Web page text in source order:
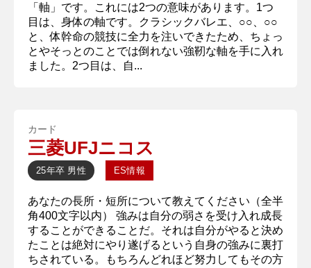
「軸」です。これには2つの意味があります。1つ
目は、身体の軸です。クラシックバレエ、○○、○○
と、体幹命の競技に全力を注いできたため、ちょっ
とやそっとのことでは倒れない強靭な軸を手に入れ
ました。2つ目は、自...
カード
三菱UFJニコス
25年卒 男性 ES情報
あなたの長所・短所について教えてください（全半
角400文字以内） 強みは自分の弱さを受け入れ成長
することができることだ。それは自分がやると決め
たことは絶対にやり遂げるという自身の強みに裏打
ちされている。もちろんどれほど努力してもその方